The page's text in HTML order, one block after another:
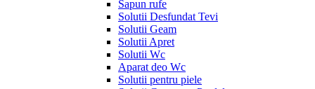
Sapun rufe
Solutii Desfundat Tevi
Solutii Geam
Solutii Apret
Solutii Wc
Aparat deo Wc
Solutii pentru piele